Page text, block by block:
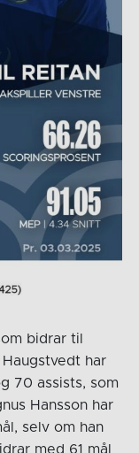
bidrar til
har
70 assists, som
Hansson har
selv om han
med 61 mål